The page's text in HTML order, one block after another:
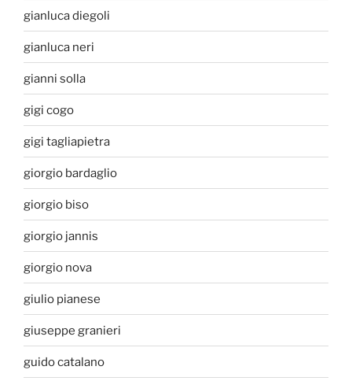
gianluca diegoli
gianluca neri
gianni solla
gigi cogo
gigi tagliapietra
giorgio bardaglio
giorgio biso
giorgio jannis
giorgio nova
giulio pianese
giuseppe granieri
guido catalano